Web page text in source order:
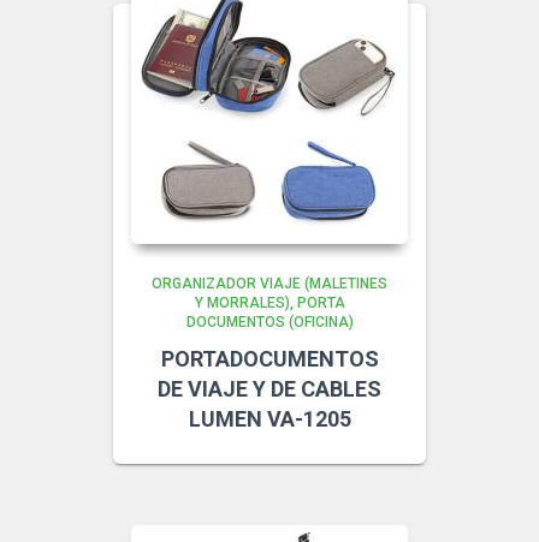
ORGANIZADOR VIAJE (MALETINES
Y MORRALES)
PORTA
DOCUMENTOS (OFICINA)
PORTADOCUMENTOS
DE VIAJE Y DE CABLES
LUMEN VA-1205